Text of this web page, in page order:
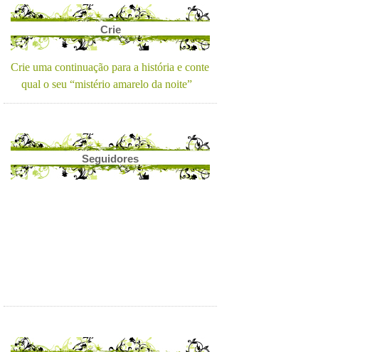
Crie
Crie uma continuação para a história e conte
qual o seu “mistério amarelo da noite”
Seguidores